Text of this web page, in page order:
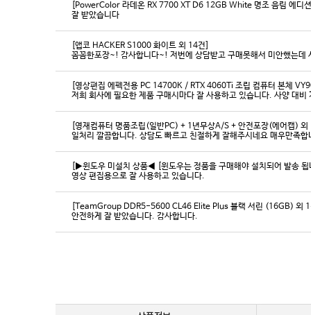
[PowerColor 라데온 RX 7700 XT D6 12GB White 명조 음림 에디
잘 받았습니다
[앱코 HACKER S1000 화이트 외 14건]
꼼꼼한포장~! 감사합니다~! 저번에 상담받고 구매못해서 미안했는
[영상편집 에펙전용 PC 14700K / RTX 4060Ti 조립 컴퓨터 본체
[영재컴퓨터 명품조립(일반PC) + 1년무상A/S + 안전포장(에어캡)
일처리 깔끔합니다. 상담도 빠르고 친절하게 잘해주시네요 매우만족
[▶윈도우 미설치 상품◀ [윈도우는 정품을 구매해야 설치되어 발송
영상 편집용으로 잘 사용하고 있습니다.
[TeamGroup DDR5-5600 CL46 Elite Plus 블랙 서린 (16GB) 외
안전하게 잘 받았습니다. 감사합니다.